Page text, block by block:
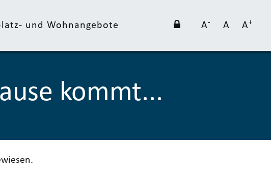
und Wohnangebote A- A A+
kommt...